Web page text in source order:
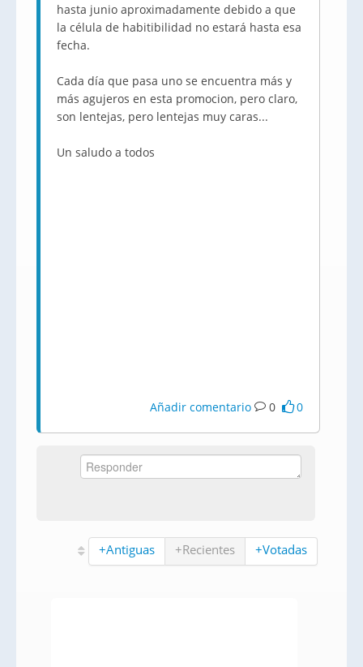
hasta junio aproximadamente debido a que
la célula de habitibilidad no estará hasta esa
fecha.
Cada día que pasa uno se encuentra más y
más agujeros en esta promocion, pero claro,
son lentejas, pero lentejas muy caras...
Un saludo a todos
Añadir comentario 0 0
+Antiguas +Recientes +Votadas